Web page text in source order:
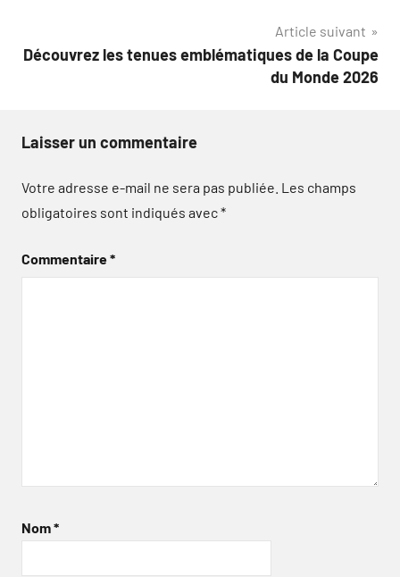
Article suivant
Découvrez les tenues emblématiques de la Coupe
du Monde 2026
Laisser un commentaire
Votre adresse e-mail ne sera pas publiée. Les champs
obligatoires sont indiqués avec*
Commentaire*
Nom*